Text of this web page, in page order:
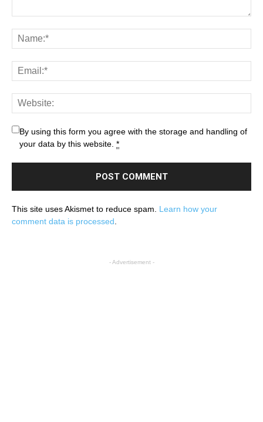
By using this form you agree with the storage and handling of
your data by this website. *
This site uses Akismet to reduce spam. Learn how your
comment data is processed
- Advertisement -